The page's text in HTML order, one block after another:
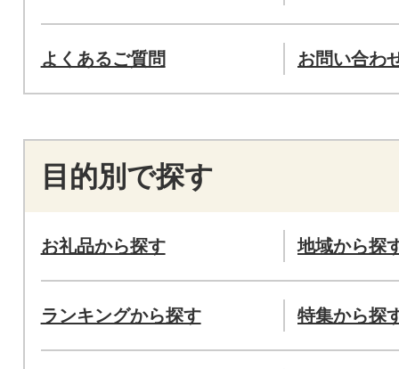
よくあるご質問 お問い合わ
目的別で探す
お礼品から探す 地域から探
ランキングから探す 特集から探